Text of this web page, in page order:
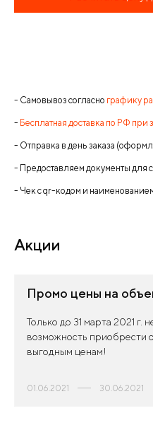
- Самовывоз согласно графику
- Бесплатная доставка по РФ при
- Отправка в день заказа
- Предоставляем документы для
- Чек с qr-кодом и
Акции
Промо цены на
Только до 31 марта 2021 г.
возможность приобрести
выгодным ценам!
01.06.2021 30.06.2021